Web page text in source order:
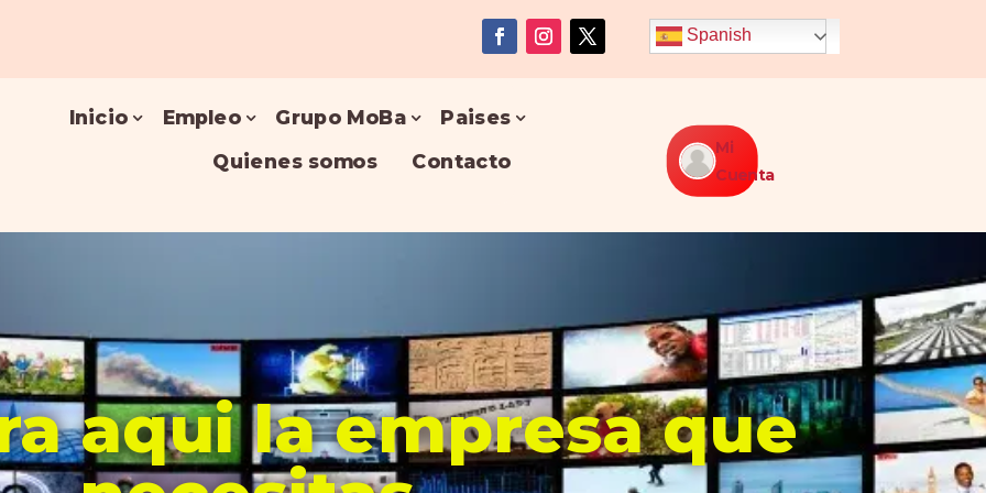
Spanish
Inicio Empleo Grupo MoBa
Paises
Quienes somos
Contacto
Mi
Cuenta
aqui la empresa que